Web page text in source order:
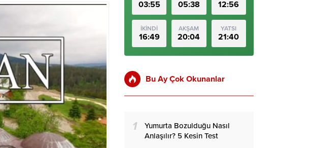
03:55 05:38 12:56
İKİNDİ
16:49
AKŞAM
20:04
YATSI
21:40
Bu Ay Çok Okunanlar
1
Yumurta Bozulduğu Nasıl
Anlaşılır? 5 Kesin Test